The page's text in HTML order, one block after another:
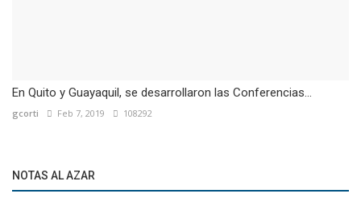
En Quito y Guayaquil, se desarrollaron las Conferencias...
gcorti Feb 7, 2019 108292
NOTAS AL AZAR